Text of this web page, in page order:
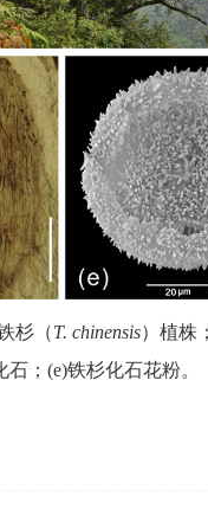
杉（T. chinensis）植株；
石； (e)铁杉化石花粉。